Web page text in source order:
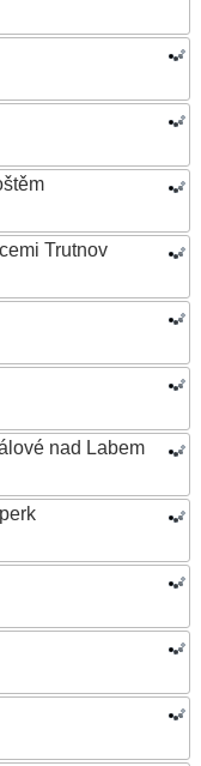
Trutnov
nad Labem